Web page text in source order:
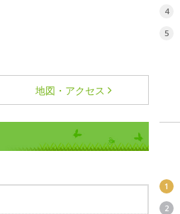
地図・アクセス
4
5
1
2